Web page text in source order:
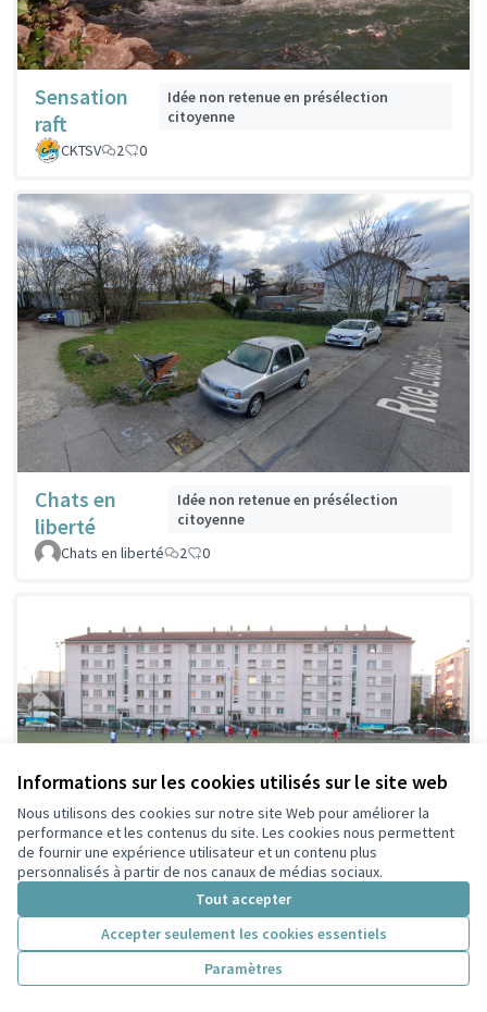
Informations sur les cookies utilisés sur le site web
Nous utilisons des cookies sur notre site Web pour améliorer la
performance et les contenus du site. Les cookies nous permettent
de fournir une expérience utilisateur et un contenu plus
personnalisés à partir de nos canaux de médias sociaux.
Tout accepter
Accepter seulement les cookies essentiels
Paramètres
Sensation
raft
Idée non retenue en présélection
citoyenne
CKTSV
2 0
Chats en
liberté
Idée non retenue en présélection
citoyenne
Chats en liberté
2 0
Réfection du stade
Séverine aux Brosses
Idée non retenue en
présélection citoyenne